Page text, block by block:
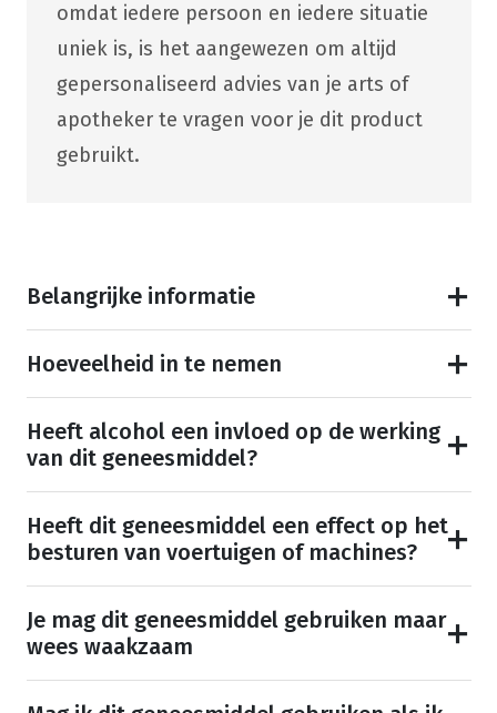
omdat iedere persoon en iedere situatie
uniek is, is het aangewezen om altijd
gepersonaliseerd advies van je arts of
apotheker te vragen voor je dit product
gebruikt.
Belangrijke informatie
Hoeveelheid in te nemen
Heeft alcohol een invloed op de werking
van dit geneesmiddel?
Heeft dit geneesmiddel een effect op het
besturen van voertuigen of machines?
Je mag dit geneesmiddel gebruiken maar
wees waakzaam